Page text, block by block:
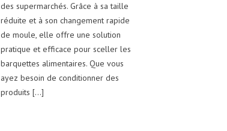
des supermarchés. Grâce à sa taille
réduite et à son changement rapide
de moule, elle offre une solution
pratique et efficace pour sceller les
barquettes alimentaires. Que vous
ayez besoin de conditionner des
produits […]